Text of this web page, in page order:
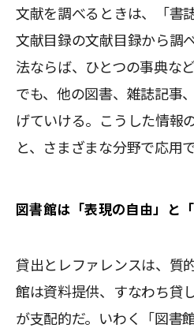
文献を調べるときは、「書
文献目録の文献目録から調
法ならば、ひとつの事典な
でも、他の図書、雑誌記事
げていける。こうした情報
と、さまざまな分野で応用で
図書館は「表現の自由」と
貸出とレファレンスは、質
館は資料提供、すなわち貸
が支配的だ。いわく「図書